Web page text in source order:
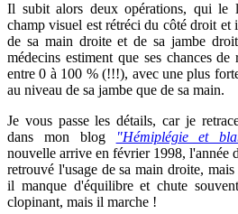
Il subit alors deux opérations, qui le
champ visuel est rétréci du côté droit et
de sa main droite et de sa jambe
médecins estiment que ses chances
entre 0 à 100 % (!!!), avec une plus
au niveau de sa jambe que de sa main.
Je vous passe les détails, car je
dans mon blog
"Hémiplégie et
nouvelle arrive en février 1998, l'année
retrouvé l'usage de sa main droite,
il manque d'équilibre et chute
clopinant, mais il marche !